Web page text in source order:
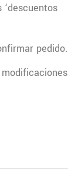
pedido.